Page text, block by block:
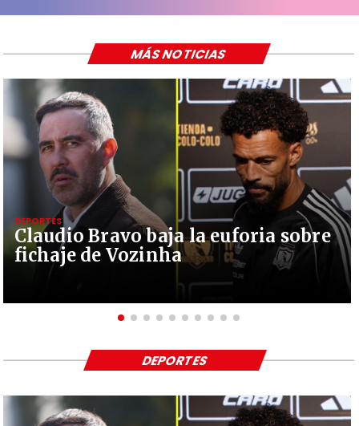
Claudio Bravo baja la euforia sobre
fichaje de Vozinha
DEPORTES
MÁS NOTICIAS
DEPORTES